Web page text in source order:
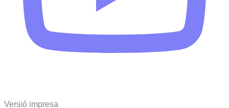
Versió impresa